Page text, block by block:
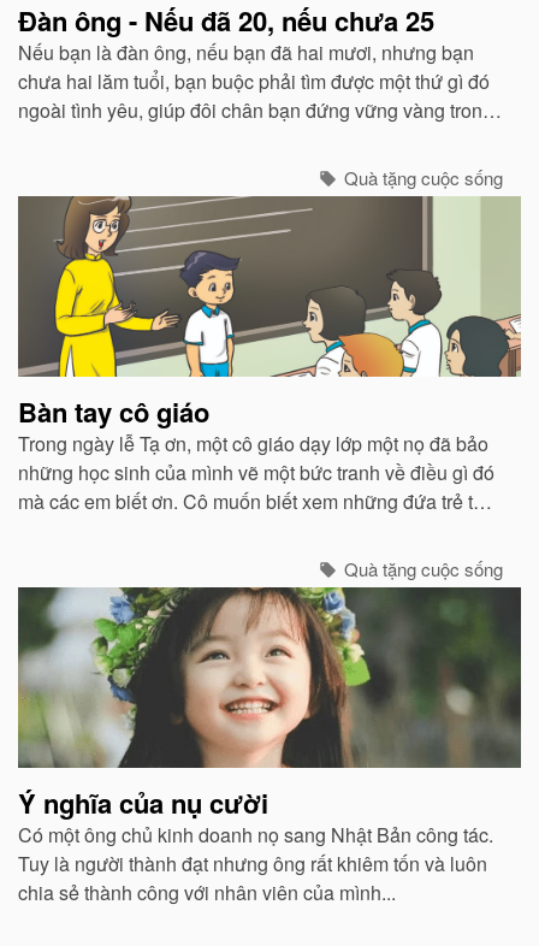
Đàn ông - Nếu đã 20, nếu chưa 25
Nếu bạn là đàn ông, nếu bạn đã hai mươi, nhưng bạn
chưa hai lăm tuổi, bạn buộc phải tìm được một thứ gì đó
ngoài tình yêu, giúp đôi chân bạn đứng vững vàng trong
Quà tặng cuộc sống
Bàn tay cô giáo
Trong ngày lễ Tạ ơn, một cô giáo dạy lớp một nọ đã bảo
những học sinh của mình vẽ một bức tranh về điều gì đó
mà các em biết ơn. Cô muốn biết xem những đứa trẻ từ
Quà tặng cuộc sống
Ý nghĩa của nụ cười
Có một ông chủ kinh doanh nọ sang Nhật Bản công tác.
Tuy là người thành đạt nhưng ông rất khiêm tốn và luôn
chia sẻ thành công với nhân viên của mình...